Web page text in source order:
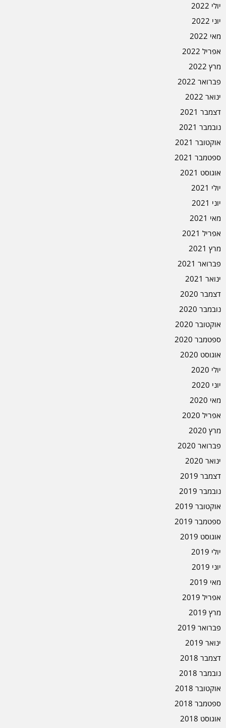
יולי 2022
יוני 2022
מאי 2022
אפריל 2022
מרץ 2022
פברואר 2022
ינואר 2022
דצמבר 2021
נובמבר 2021
אוקטובר 2021
ספטמבר 2021
אוגוסט 2021
יולי 2021
יוני 2021
מאי 2021
אפריל 2021
מרץ 2021
פברואר 2021
ינואר 2021
דצמבר 2020
נובמבר 2020
אוקטובר 2020
ספטמבר 2020
אוגוסט 2020
יולי 2020
יוני 2020
מאי 2020
אפריל 2020
מרץ 2020
פברואר 2020
ינואר 2020
דצמבר 2019
נובמבר 2019
אוקטובר 2019
ספטמבר 2019
אוגוסט 2019
יולי 2019
יוני 2019
מאי 2019
אפריל 2019
מרץ 2019
פברואר 2019
ינואר 2019
דצמבר 2018
נובמבר 2018
אוקטובר 2018
ספטמבר 2018
אוגוסט 2018